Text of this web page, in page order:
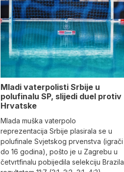
Mladi vaterpolisti Srbije u
polufinalu SP, slijedi duel protiv
Hrvatske
Mlada muška vaterpolo
reprezentacija Srbije plasirala se u
polufinale Svjetskog prvenstva (igrači
do 16 godina), pošto je u Zagrebu u
četvrtfinalu pobijedila selekciju Brazila